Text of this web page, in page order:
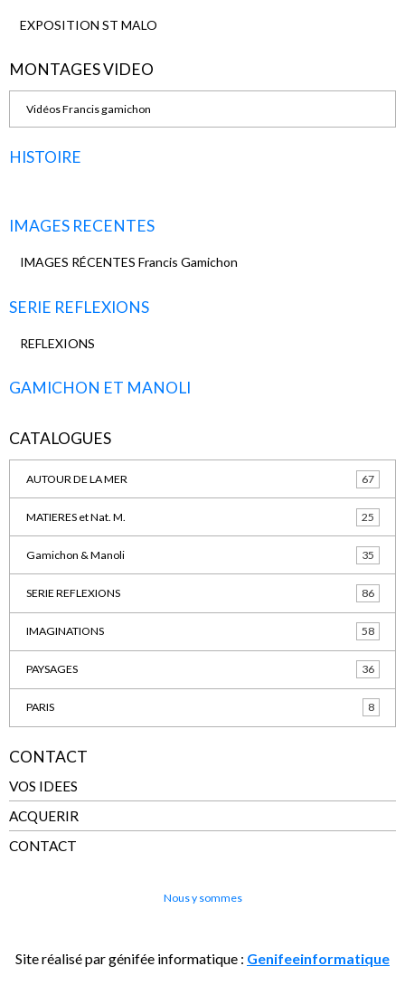
EXPOSITION ST MALO
MONTAGES VIDEO
Vidéos Francis gamichon
HISTOIRE
IMAGES RECENTES
IMAGES RÉCENTES Francis Gamichon
SERIE REFLEXIONS
REFLEXIONS
GAMICHON ET MANOLI
CATALOGUES
AUTOUR DE LA MER 67
MATIERES et Nat. M. 25
Gamichon & Manoli 35
SERIE REFLEXIONS 86
IMAGINATIONS 58
PAYSAGES 36
PARIS 8
CONTACT
VOS IDEES
ACQUERIR
CONTACT
Nous y sommes
Site réalisé par génifée informatique : Genifeeinformatique